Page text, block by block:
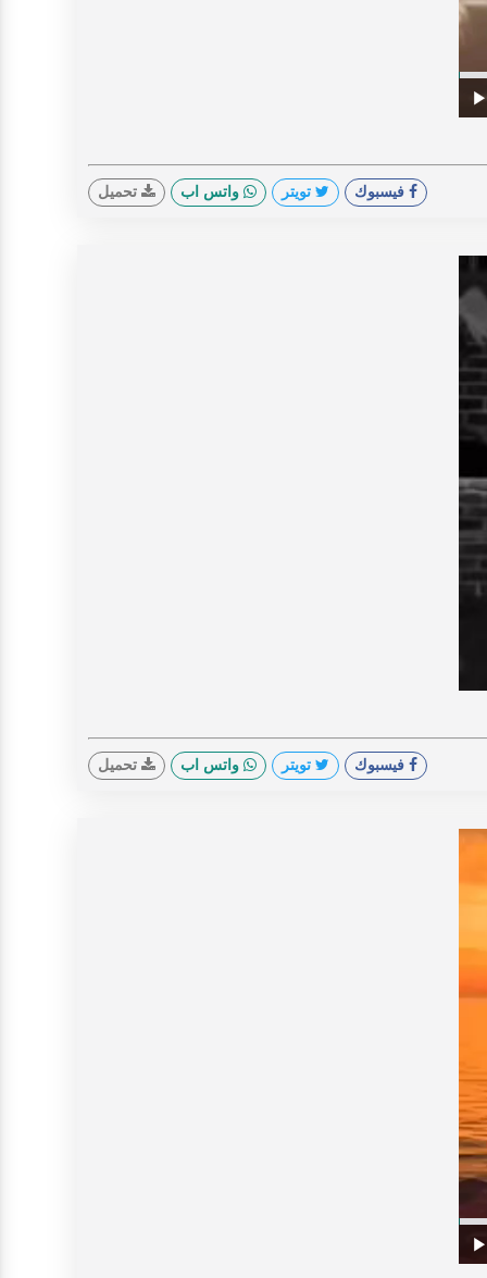
Play
0%
فيسبوك تويتر واتس اب تحميل
فيسبوك تويتر واتس اب تحميل
Play
0%